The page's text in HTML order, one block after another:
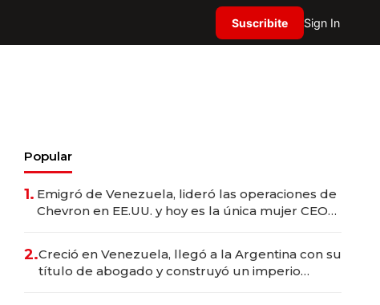
Suscribite Sign In
Popular
1. Emigró de Venezuela, lideró las operaciones de
Chevron en EE.UU. y hoy es la única mujer CEO
2.Creció en Venezuela, llegó a la Argentina con su
título de abogado y construyó un imperio